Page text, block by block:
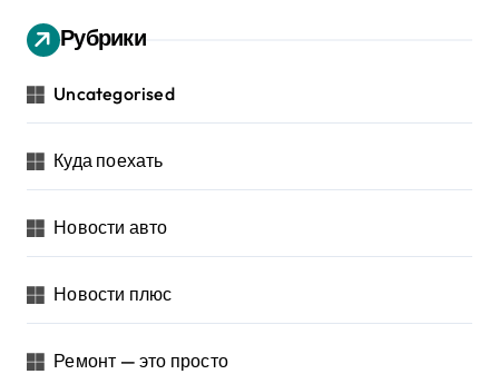
Рубрики
Uncategorised
Куда поехать
Новости авто
Новости плюс
Ремонт — это просто